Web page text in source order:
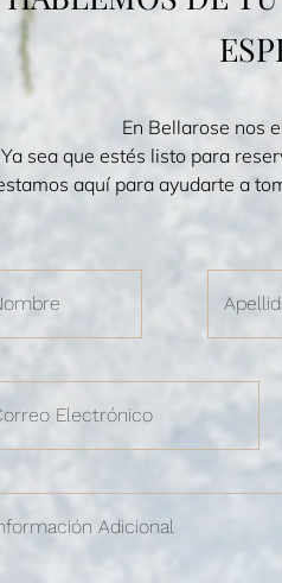
En Bellarose nos
Ya sea que estés listo para
aquí para ayudarte a